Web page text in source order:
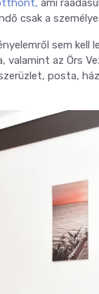
ami
csak a
sem kell
valamint az Örs
posta,